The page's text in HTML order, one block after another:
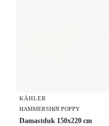
KÄHLER
HAMMERSHØI POPPY
Damastduk 150x220 cm